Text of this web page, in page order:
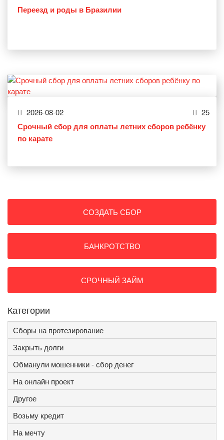
Переезд и роды в Бразилии
2026-08-02 25
Срочный сбор для оплаты летних сборов ребёнку
по карате
СОЗДАТЬ СБОР
БАНКРОТСТВО
СРОЧНЫЙ ЗАЙМ
Категории
Сборы на протезирование
Закрыть долги
Обманули мошенники - сбор денег
На онлайн проект
Другое
Возьму кредит
На мечту